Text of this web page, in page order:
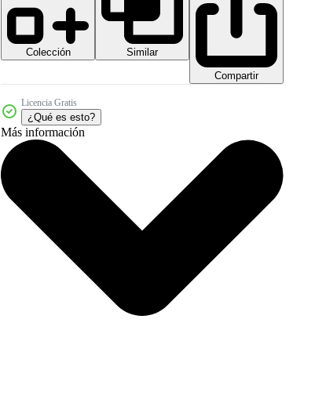
Colección
Similar
Compartir
Licencia Gratis
¿Qué es esto?
Más información